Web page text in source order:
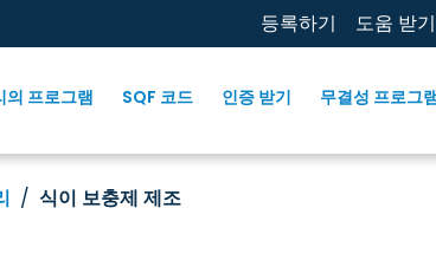
등록하기 도움 받기
의 프로그램 SQF 코드 인증 받기 무결성 프로그
식이 보충제 제조